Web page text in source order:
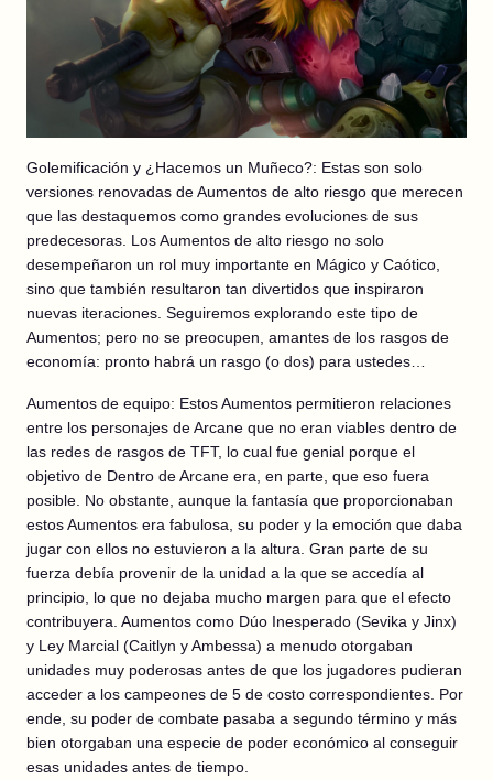
Golemificación y ¿Hacemos un Muñeco?: Estas son solo
versiones renovadas de Aumentos de alto riesgo que merecen
que las destaquemos como grandes evoluciones de sus
predecesoras. Los Aumentos de alto riesgo no solo
desempeñaron un rol muy importante en Mágico y Caótico,
sino que también resultaron tan divertidos que inspiraron
nuevas iteraciones. Seguiremos explorando este tipo de
Aumentos; pero no se preocupen, amantes de los rasgos de
economía: pronto habrá un rasgo (o dos) para ustedes…
Aumentos de equipo: Estos Aumentos permitieron relaciones
entre los personajes de Arcane que no eran viables dentro de
las redes de rasgos de TFT, lo cual fue genial porque el
objetivo de Dentro de Arcane era, en parte, que eso fuera
posible. No obstante, aunque la fantasía que proporcionaban
estos Aumentos era fabulosa, su poder y la emoción que daba
jugar con ellos no estuvieron a la altura. Gran parte de su
fuerza debía provenir de la unidad a la que se accedía al
principio, lo que no dejaba mucho margen para que el efecto
contribuyera. Aumentos como Dúo Inesperado (Sevika y Jinx)
y Ley Marcial (Caitlyn y Ambessa) a menudo otorgaban
unidades muy poderosas antes de que los jugadores pudieran
acceder a los campeones de 5 de costo correspondientes. Por
ende, su poder de combate pasaba a segundo término y más
bien otorgaban una especie de poder económico al conseguir
esas unidades antes de tiempo.